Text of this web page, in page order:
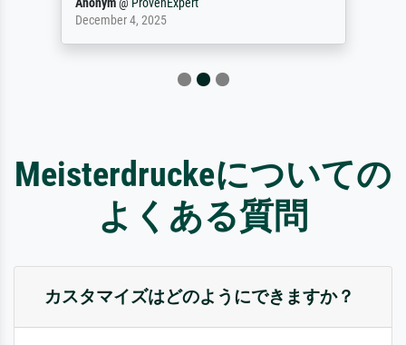
December 4, 2025
Meisterdruckeについての
よくある質問
カスタマイズはどのようにできますか？